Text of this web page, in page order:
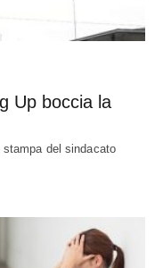
Up boccia la
del sindacato